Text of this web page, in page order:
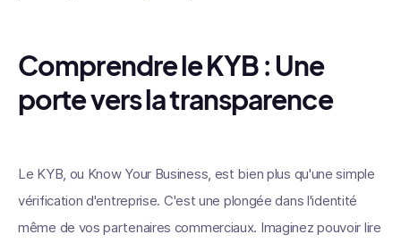
Comprendre le KYB : Une
porte vers la transparence
Le KYB, ou Know Your Business, est bien plus qu'une simple
vérification d'entreprise. C'est une plongée dans l'identité
même de vos partenaires commerciaux. Imaginez pouvoir lire